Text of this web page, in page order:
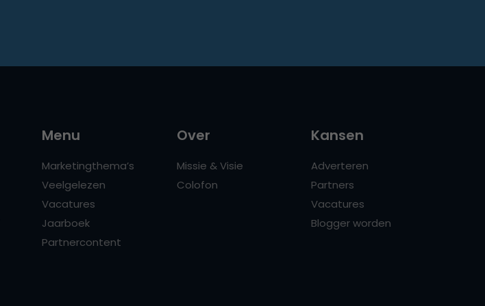
Menu
Marketingthema’s
Veelgelezen
Vacatures
Jaarboek
Partnercontent
Over
Missie & Visie
Colofon
Kansen
Adverteren
Partners
Vacatures
Blogger worden